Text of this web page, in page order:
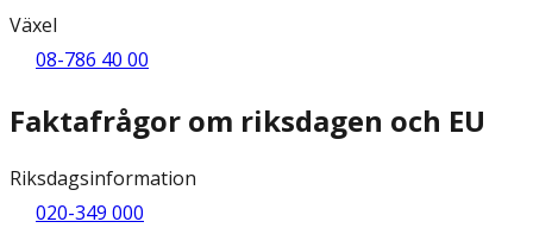
Växel
08-786 40 00
Faktafrågor om riksdagen och EU
Riksdagsinformation
020-349 000